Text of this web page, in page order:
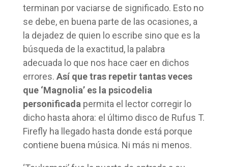
terminan por vaciarse de significado. Esto no
se debe, en buena parte de las ocasiones, a
la dejadez de quien lo escribe sino que es la
búsqueda de la exactitud, la palabra
adecuada lo que nos hace caer en dichos
errores. Así que tras repetir tantas veces
que ‘Magnolia’ es la psicodelia
personificada permita el lector corregir lo
dicho hasta ahora: el último disco de Rufus T.
Firefly ha llegado hasta donde está porque
contiene buena música. Ni más ni menos.